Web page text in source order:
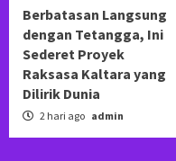
Berbatasan Langsung
dengan Tetangga, Ini
Sederet Proyek
Raksasa Kaltara yang
Dilirik Dunia
2 hari ago admin